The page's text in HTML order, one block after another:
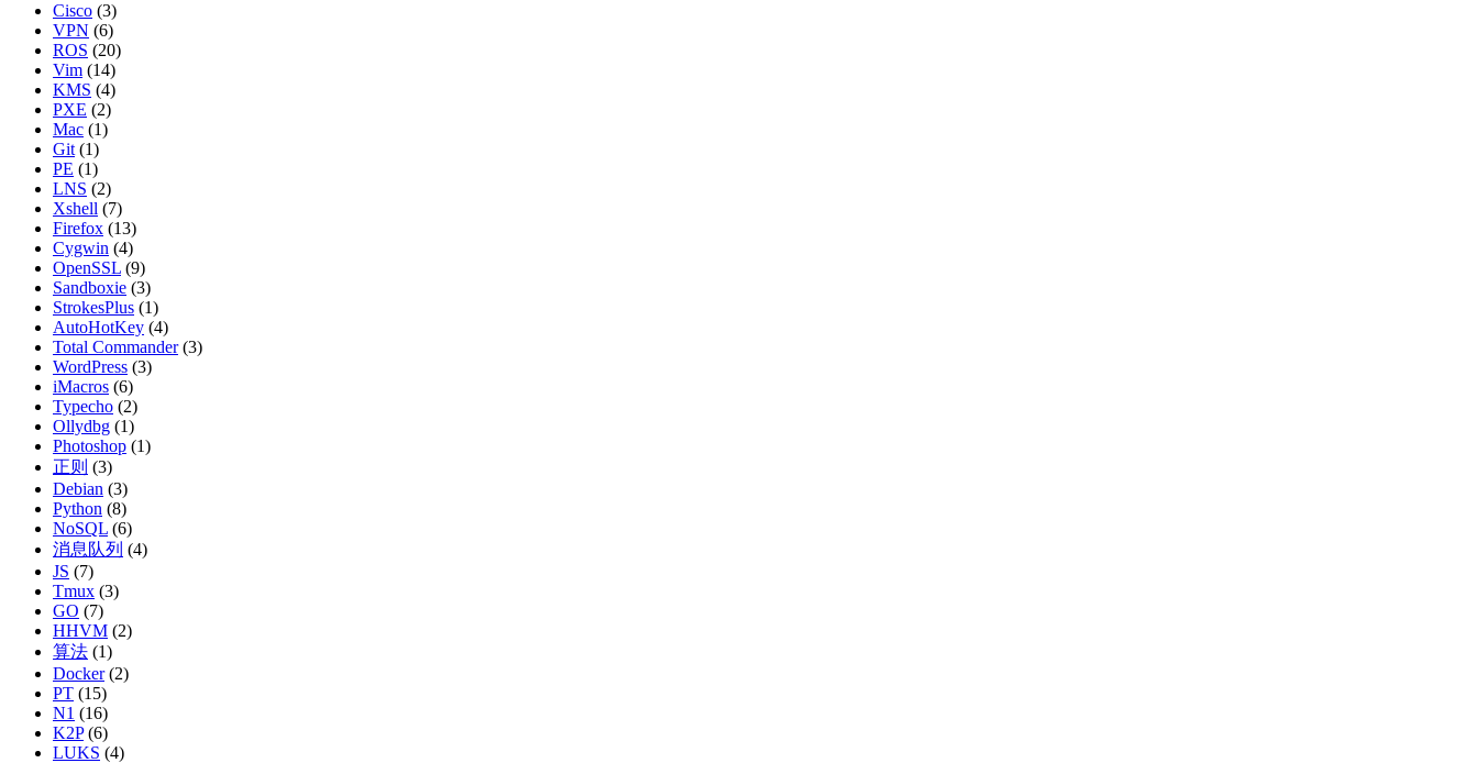
Cisco (3)
VPN (6)
ROS (20)
Vim (14)
KMS (4)
PXE (2)
Mac (1)
Git (1)
PE (1)
LNS (2)
Xshell (7)
Firefox (13)
Cygwin (4)
OpenSSL (9)
Sandboxie (3)
StrokesPlus (1)
AutoHotKey (4)
Total Commander(3)
WordPress (3)
iMacros (6)
Typecho (2)
Ollydbg (1)
Photoshop (1)
正则 (3)
Debian (3)
Python (8)
NoSQL (6)
消息队列 (4)
JS (7)
Tmux (3)
GO (7)
HHVM (2)
算法 (1)
Docker(2)
PT (15)
N1 (16)
K2P(6)
LUKS (4)